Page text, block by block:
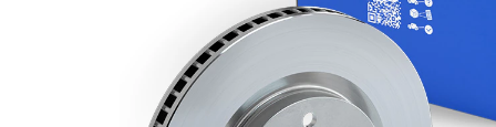
tloušťka
24 mm
Vnější
průměr
276 mm
Počet děr
5